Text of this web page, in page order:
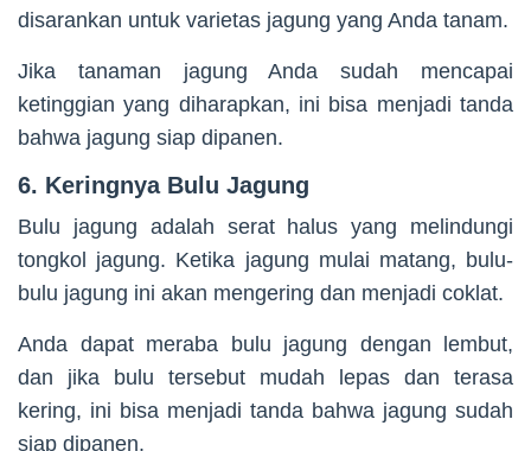
disarankan untuk varietas jagung yang Anda tanam.
Jika tanaman jagung Anda sudah mencapai
ketinggian yang diharapkan, ini bisa menjadi tanda
bahwa jagung siap dipanen.
6. Keringnya Bulu Jagung
Bulu jagung adalah serat halus yang melindungi
tongkol jagung. Ketika jagung mulai matang, bulu-
bulu jagung ini akan mengering dan menjadi coklat.
Anda dapat meraba bulu jagung dengan lembut,
dan jika bulu tersebut mudah lepas dan terasa
kering, ini bisa menjadi tanda bahwa jagung sudah
siap dipanen.